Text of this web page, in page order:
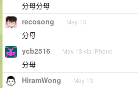
分母分母
recosong May 13
分母
ycb2516 May 13 via iPhone
分母
HiramWong May 13